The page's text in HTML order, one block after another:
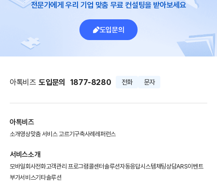
전문가에게 우리 기업 맞춤 무료 컨설팅을 받아보세요
도입문의
아톡비즈 도입문의 1877-8280 전화 문자
아톡비즈
소개영상맞춤 서비스 고르기구축사례 레퍼런스
서비스소개
모바일회사전화고객관리 프로그램콜센터솔루션자동응답시스템채팅상담ARS이벤트
부가서비스기타솔루션